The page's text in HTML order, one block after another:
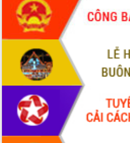
Lễ phát động chuỗi hoạt động chung
tay làm sạch môi trường
Xã Ea Kar bước chuyển mình trong
công tác cải cách hành chính mô hình
UBND tỉnh họp báo định kỳ tháng 4
năm 2026
Hội thảo khoa học “Giải pháp thúc đẩy
phát triển nền kinh tế xanh tại tỉnh
Đắk Lắk”
Tăng cường giám sát, đôn đốc thực
hiện nhiệm vụ quản lý tài sản công
hàng tuần